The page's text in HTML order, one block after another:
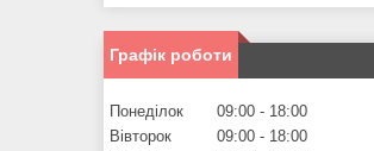
Графік роботи
Понеділок 09:00
18:00
Вівторок
09:00
18:00